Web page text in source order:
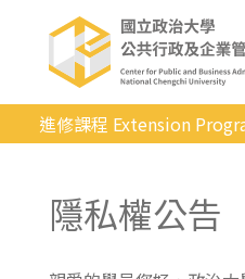
進修課程 Extension
專業/學分
隱私權公告